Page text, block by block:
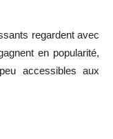
regardent avec
en popularité,
accessibles aux